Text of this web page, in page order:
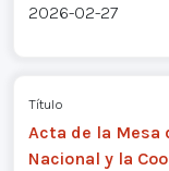
2026-02-27
Título
Acta de la Mesa
Nacional y la